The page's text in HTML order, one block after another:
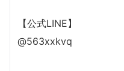
【公式LINE】
@563xxkvq